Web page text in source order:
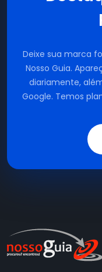
Deixe sua marca
Nosso Guia.
diariamente,
Google. Temos